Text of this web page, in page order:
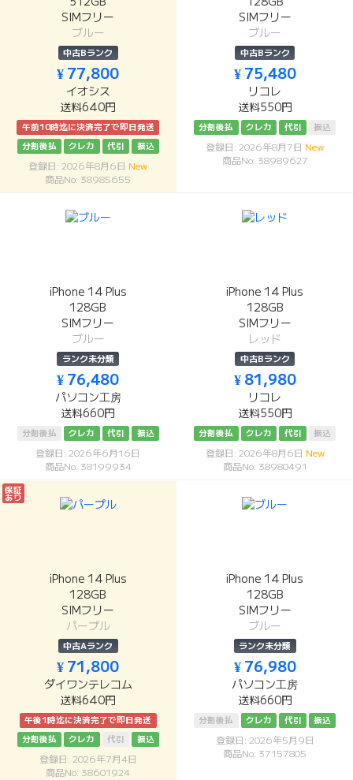
SIMフリー
ブルー
中古Bランク
¥ 77,800
イオシス
送料640円
午前10時迄に決済完了で即日発送
分割後払
クレカ 代引 振込
登録日: 2026年8月6日 New
商品No: 38985655
SIMフリー
ブルー
中古Bランク
¥ 75,480
リコレ
送料550円
分割後払 クレカ 代引 振込
登録日: 2026年8月7日 New
商品No: 38989627
iPhone 14 Plus
128GB
SIMフリー
ブルー
ランク未分類
¥ 76,480
パソコン工房
送料660円
分割後払 クレカ 代引 振込
登録日: 2026年6月16日
商品No: 38199934
iPhone 14 Plus
128GB
SIMフリー
レッド
中古Bランク
¥ 81,980
リコレ
送料550円
分割後払 クレカ 代引 振込
登録日: 2026年8月6日 New
商品No: 38980491
保証
あり
iPhone 14 Plus
128GB
SIMフリー
パープル
中古Aランク
¥ 71,800
ダイワンテレコム
送料640円
午後1時迄に決済完了で即日発送
分割後払
クレカ 代引 振込
登録日: 2026年7月4日
商品No: 38601924
iPhone 14 Plus
128GB
SIMフリー
ブルー
ランク未分類
¥ 76,980
パソコン工房
送料660円
分割後払 クレカ 代引 振込
登録日: 2026年5月9日
商品No: 37157805